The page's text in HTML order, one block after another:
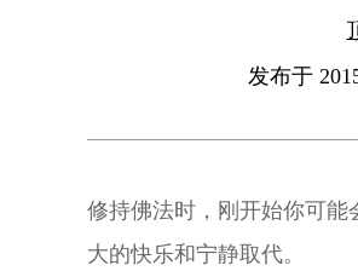
发布于
修持佛法时，刚开始你可能
大的快乐和宁静取代。